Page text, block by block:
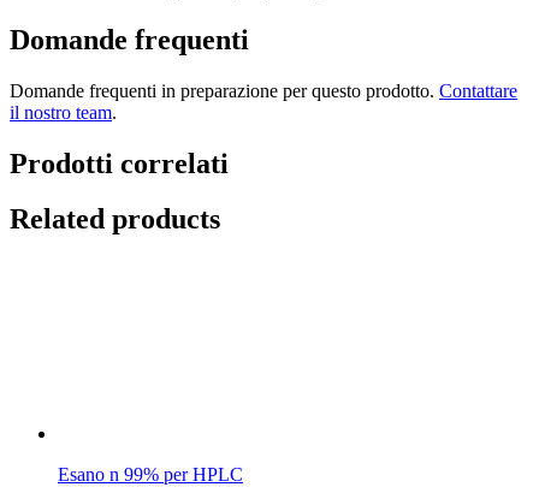
Domande frequenti
Domande frequenti in preparazione per questo prodotto. Contattare
il nostro team.
Prodotti correlati
Related products
Esano n 99% per HPLC